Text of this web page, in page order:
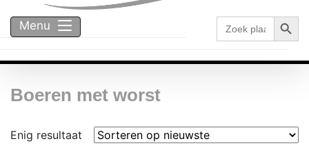
Menu
Zoek
naar:
Boeren met worst
Enig resultaat